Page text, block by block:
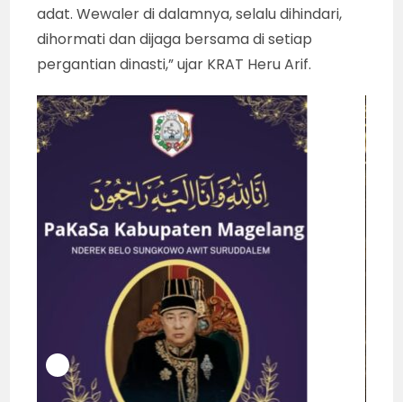
adat. Wewaler di dalamnya, selalu dihindari,
dihormati dan dijaga bersama di setiap
pergantian dinasti,” ujar KRAT Heru Arif.